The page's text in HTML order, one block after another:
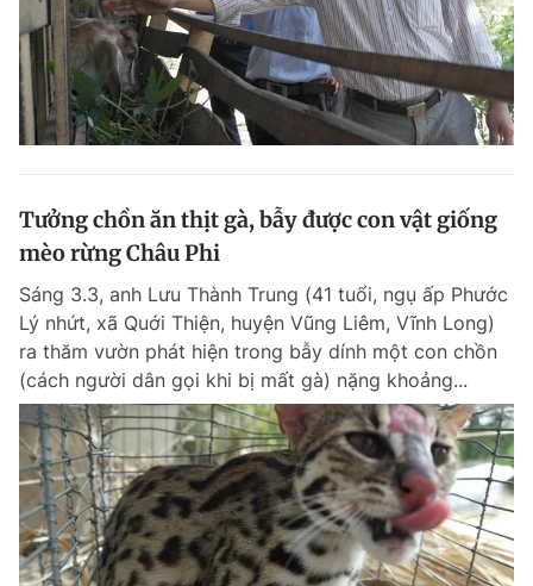
Tưởng chồn ăn thịt gà, bẫy được con vật giống
mèo rừng Châu Phi
Sáng 3.3, anh Lưu Thành Trung (41 tuổi, ngụ ấp Phước
Lý nhứt, xã Quới Thiện, huyện Vũng Liêm, Vĩnh Long)
ra thăm vườn phát hiện trong bẫy dính một con chồn
(cách người dân gọi khi bị mất gà) nặng khoảng...